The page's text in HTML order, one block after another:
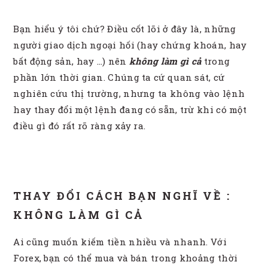
Bạn hiểu ý tôi chứ? Điều cốt lõi ở đây là, những
người giao dịch ngoại hối (hay chứng khoán, hay
bất động sản, hay …) nên không làm gì cảtrong
phần lớn thời gian. Chúng ta cứ quan sát, cứ
nghiên cứu thị trường, nhưng ta không vào lệnh
hay thay đổi một lệnh đang có sẵn, trừ khi có một
điều gì đó rất rõ ràng xảy ra.
THAY ĐỔI CÁCH BẠN NGHĨ VỀ :
KHÔNG LÀM GÌ CẢ
Ai cũng muốn kiếm tiền nhiều và nhanh. Với
Forex, bạn có thể mua và bán trong khoảng thời